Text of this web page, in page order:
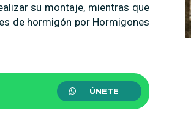
su montaje, mientras que
de hormigón por Hormigones
ÚNETE